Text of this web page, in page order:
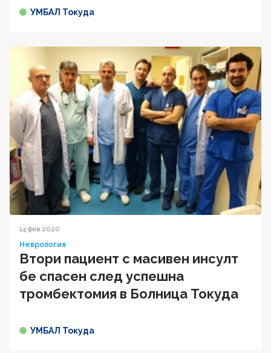
УМБАЛ Токуда
14 фев 2020
Неврология
Втори пациент с масивен инсулт
бе спасен след успешна
тромбектомия в Болница Токуда
УМБАЛ Токуда